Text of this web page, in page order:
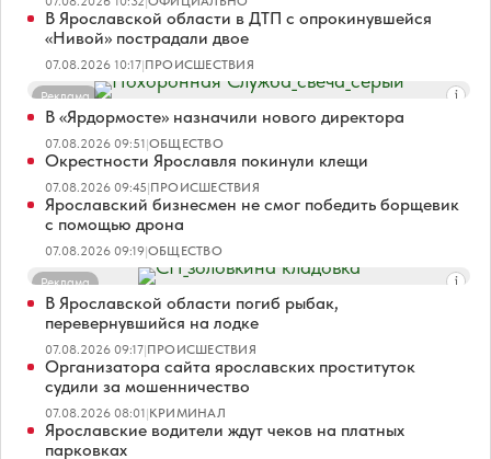
В Ярославской области в ДТП с опрокинувшейся
«Нивой» пострадали двое
07.08.2026 10:17|ПРОИСШЕСТВИЯ
Реклама
В «Ярдормосте» назначили нового директора
07.08.2026 09:51|ОБЩЕСТВО
Окрестности Ярославля покинули клещи
07.08.2026 09:45|ПРОИСШЕСТВИЯ
Ярославский бизнесмен не смог победить борщевик
с помощью дрона
07.08.2026 09:19|ОБЩЕСТВО
Реклама
В Ярославской области погиб рыбак,
перевернувшийся на лодке
07.08.2026 09:17|ПРОИСШЕСТВИЯ
Организатора сайта ярославских проституток
судили за мошенничество
07.08.2026 08:01|КРИМИНАЛ
Ярославские водители ждут чеков на платных
парковках